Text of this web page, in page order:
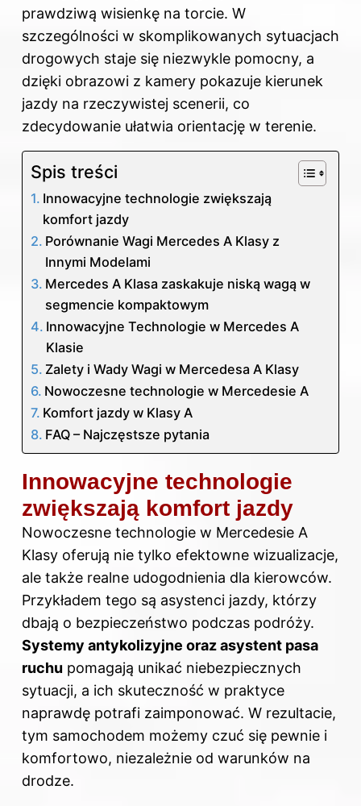
prawdziwą wisienkę na torcie. W
szczególności w skomplikowanych sytuacjach
drogowych staje się niezwykle pomocny, a
dzięki obrazowi z kamery pokazuje kierunek
jazdy na rzeczywistej scenerii, co
zdecydowanie ułatwia orientację w terenie.
Spis treści
Innowacyjne technologie zwiększają
komfort jazdy
Porównanie Wagi Mercedes A Klasy z
Innymi Modelami
Mercedes A Klasa zaskakuje niską wagą w
segmencie kompaktowym
Innowacyjne Technologie w Mercedes A
Klasie
Zalety i Wady Wagi w Mercedesa A Klasy
Nowoczesne technologie w Mercedesie A
Komfort jazdy w Klasy A
FAQ – Najczęstsze pytania
Innowacyjne technologie
zwiększają komfort jazdy
Nowoczesne technologie w Mercedesie A
Klasy oferują nie tylko efektowne wizualizacje,
ale także realne udogodnienia dla kierowców.
Przykładem tego są asystenci jazdy, którzy
dbają o bezpieczeństwo podczas podróży.
Systemy antykolizyjne oraz asystent pasa
ruchu pomagają unikać niebezpiecznych
sytuacji, a ich skuteczność w praktyce
naprawdę potrafi zaimponować. W rezultacie,
tym samochodem możemy czuć się pewnie i
komfortowo, niezależnie od warunków na
drodze.